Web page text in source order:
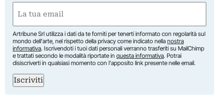
Nome
(Obbligatorio)
Artribune Srl utilizza i dati da te forniti per tenerti informato con regolarità sul
mondo dell'arte, nel rispetto della privacy come indicato nella nostra
informativa. Iscrivendoti i tuoi dati personali verranno trasferiti su MailChimp
e trattati secondo le modalità riportate in questa informativa. Potrai
disiscriverti in qualsiasi momento con l'apposito link presente nelle email.
Iscriviti